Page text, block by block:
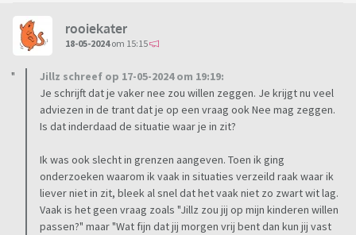
rooiekater
18-05-2024om 15:15
Jillz schreef op 17-05-2024 om 19:19:
Je schrijft dat je vaker nee zou willen zeggen. Je krijgt nu veel
adviezen in de trant dat je op een vraag ook Nee mag zeggen.
Is dat inderdaad de situatie waar je in zit?
Ik was ook slecht in grenzen aangeven. Toen ik ging
onderzoeken waarom ik vaak in situaties verzeild raak waar ik
liever niet in zit, bleek al snel dat het vaak niet zo zwart wit lag.
Vaak is het geen vraag zoals "Jillz zou jij op mijn kinderen willen
passen?" maar "Wat fijn dat jij morgen vrij bent dan kun jij vast